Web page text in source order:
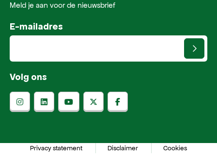
Meld je aan voor de nieuwsbrief
E-mailadres
Volg ons
Privacy statement Disclaimer Cookies